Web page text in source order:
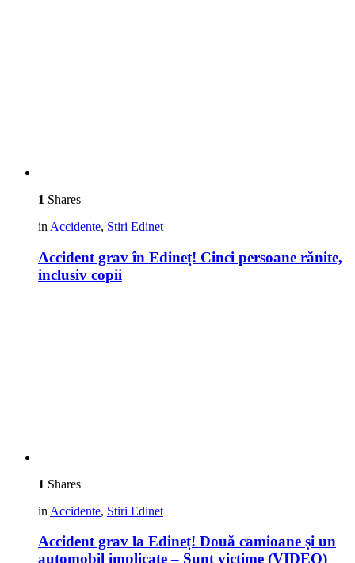
1 Shares
in Accidente, Stiri Edinet
Accident grav în Edineț! Cinci persoane rănite,
inclusiv copii
1 Shares
in Accidente, Stiri Edinet
Accident grav la Edineț! Două camioane și un
automobil implicate – Sunt victime (VIDEO)